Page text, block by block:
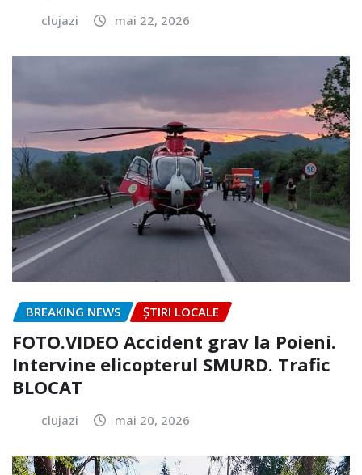
clujazi mai 22, 2026
BREAKING NEWS ȘTIRI LOCALE
FOTO.VIDEO Accident grav la Poieni.
Intervine elicopterul SMURD. Trafic
BLOCAT
clujazi mai 20, 2026